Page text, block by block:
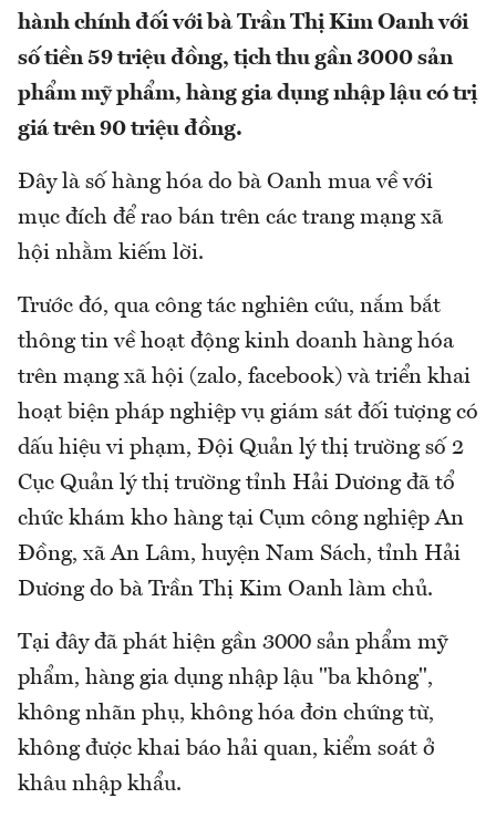
hành chính đối với bà Trần Thị Kim Oanh với
số tiền 59 triệu đồng, tịch thu gần 3000 sản
phẩm mỹ phẩm, hàng gia dụng nhập lậu có trị
giá trên 90 triệu đồng.
Đây là số hàng hóa do bà Oanh mua về với
mục đích để rao bán trên các trang mạng xã
hội nhằm kiếm lời.
Trước đó, qua công tác nghiên cứu, nắm bắt
thông tin về hoạt động kinh doanh hàng hóa
trên mạng xã hội (zalo, facebook) và triển khai
hoạt biện pháp nghiệp vụ giám sát đối tượng có
dấu hiệu vi phạm, Đội Quản lý thị trường số 2
Cục Quản lý thị trường tỉnh Hải Dương đã tổ
chức khám kho hàng tại Cụm công nghiệp An
Đồng, xã An Lâm, huyện Nam Sách, tỉnh Hải
Dương do bà Trần Thị Kim Oanh làm chủ.
Tại đây đã phát hiện gần 3000 sản phẩm mỹ
phẩm, hàng gia dụng nhập lậu "ba không",
không nhãn phụ, không hóa đơn chứng từ,
không được khai báo hải quan, kiểm soát ở
khâu nhập khẩu.